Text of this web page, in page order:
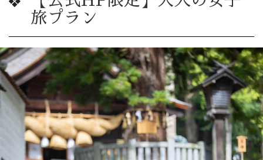
旅プラン